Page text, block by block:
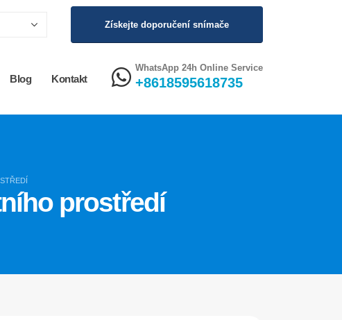
Získejte doporučení snímače
Blog Kontakt
WhatsApp 24h Online Service
+8618595618735
prostředí